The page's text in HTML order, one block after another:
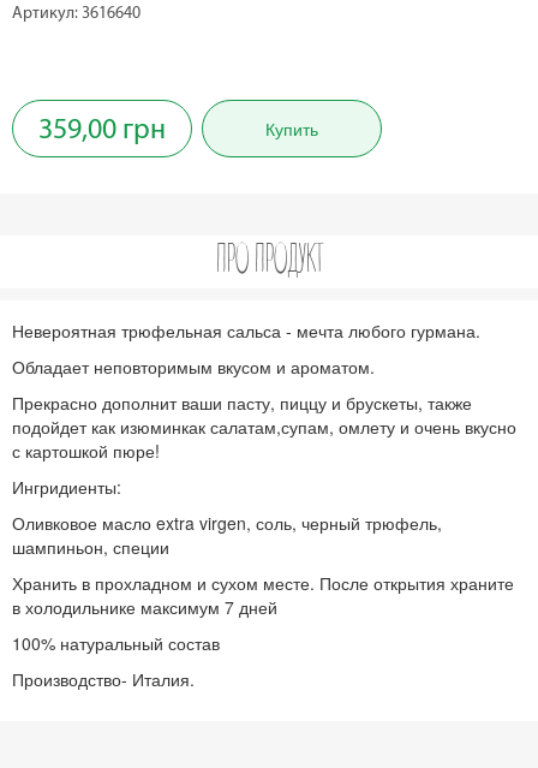
Артикул: 3616640
359,00 грн Купить
ПРО ПРОДУКТ
Невероятная трюфельная сальса - мечта любого гурмана.
Обладает неповторимым вкусом и ароматом.
Прекрасно дополнит ваши пасту, пиццу и брускеты, также
подойдет как изюминкак салатам,супам, омлету и очень вкусно
с картошкой пюре!
Ингридиенты:
Оливковое масло extra virgen, соль, черный трюфель,
шампиньон, специи
Хранить в прохладном и сухом месте. После открытия храните
в холодильнике максимум 7 дней
100% натуральный состав
Производство- Италия.